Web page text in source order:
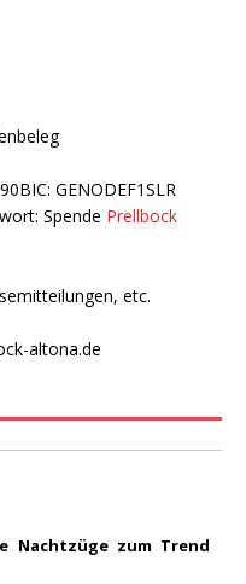
GENODEF1SLR
Spende Prellbock
etc.
altona.de
Nachtzüge zum Trend